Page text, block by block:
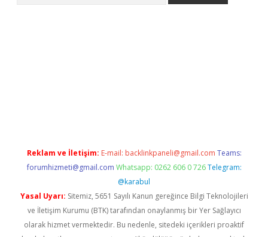
Reklam ve İletişim: E-mail: backlinkpaneli@gmail.com Teams:
forumhizmeti@gmail.com Whatsapp: 0262 606 0 726 Telegram:
@karabul
Yasal Uyarı: Sitemiz, 5651 Sayılı Kanun gereğince Bilgi Teknolojileri
ve İletişim Kurumu (BTK) tarafından onaylanmış bir Yer Sağlayıcı
olarak hizmet vermektedir. Bu nedenle, sitedeki içerikleri proaktif